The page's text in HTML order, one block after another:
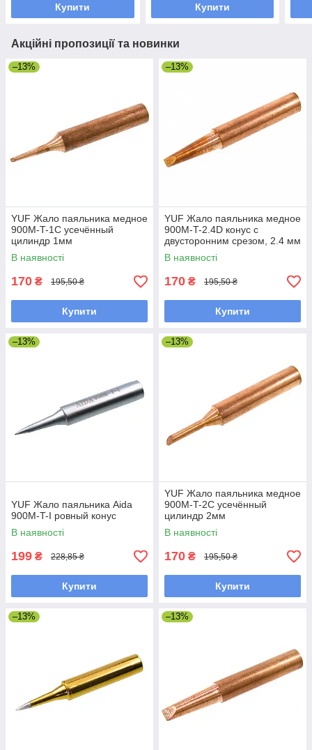
Купити Купити
Акційні пропозиції та новинки
–13%
YUF Жало паяльника медное
900M-T-1C усечённый
цилиндр 1мм
В наявності
170 ₴ 195,50 ₴
Купити
–13%
YUF Жало паяльника медное
900M-T-2.4D конус с
двусторонним срезом, 2.4 мм
В наявності
170 ₴ 195,50 ₴
Купити
–13%
YUF Жало паяльника Aida
900M-T-I ровный конус
В наявності
199 ₴ 228,85 ₴
Купити
–13%
YUF Жало паяльника медное
900M-T-2C усечённый
цилиндр 2мм
В наявності
170 ₴ 195,50 ₴
Купити
–13% –13%